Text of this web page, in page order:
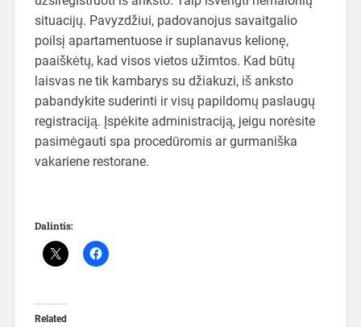
situacijų. Pavyzdžiui, padovanojus savaitgalio
poilsį apartamentuose ir suplanavus kelionę,
paaiškėtų, kad visos vietos užimtos. Kad būtų
laisvas ne tik kambarys su džiakuzi, iš anksto
pabandykite suderinti ir visų papildomų paslaugų
registraciją. Įspėkite administraciją, jeigu norėsite
pasimėgauti spa procedūromis ar gurmaniška
vakariene restorane.
Dalintis:
Related